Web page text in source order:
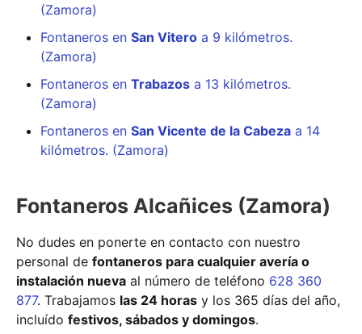
(Zamora)
Fontaneros en San Vitero a 9 kilómetros.
(Zamora)
Fontaneros en Trabazos a 13 kilómetros.
(Zamora)
Fontaneros en San Vicente de la Cabeza a 14
kilómetros. (Zamora)
Fontaneros Alcañices (Zamora)
No dudes en ponerte en contacto con nuestro
personal de fontaneros para cualquier avería o
instalación nueva al número de teléfono 628 360
877. Trabajamos las 24 horas y los 365 días del año,
incluído festivos, sábados y domingos.